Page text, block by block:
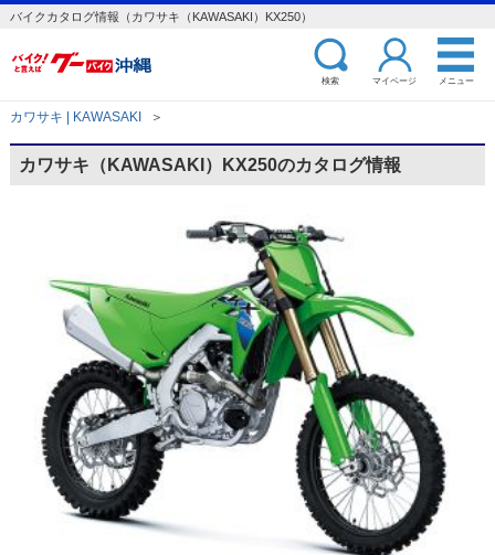
バイクカタログ情報（カワサキ（KAWASAKI）KX250）
検索 マイページ メニュー
カワサキ | KAWASAKI ＞
カワサキ（KAWASAKI）KX250のカタログ情報